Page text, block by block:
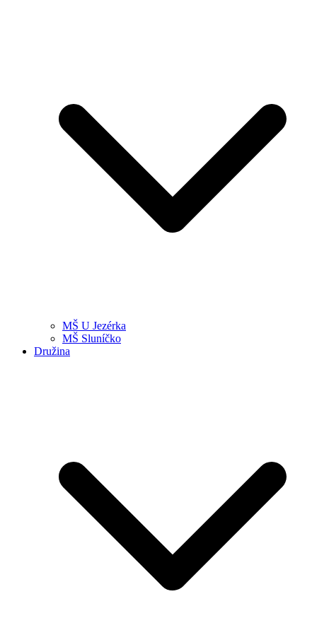
MŠ U Jezérka
MŠ Sluníčko
Družina